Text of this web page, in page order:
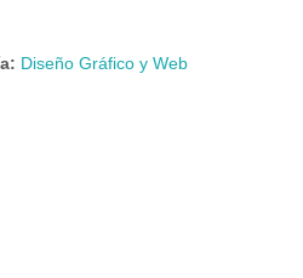
Diseño Gráfico y Web